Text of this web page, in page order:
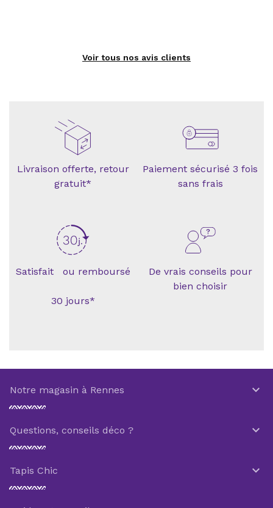
Voir tous nos avis clients
Livraison offerte, retour
gratuit*
Paiement sécurisé 3 fois
sans frais
Satisfait ou remboursé
30 jours*
De vrais conseils pour
bien choisir
Notre magasin à Rennes 
Questions, conseils déco ? 
Tapis Chic 